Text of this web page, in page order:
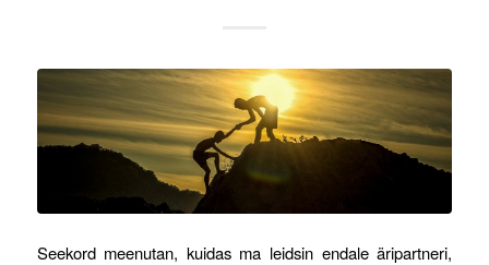
Seekord meenutan, kuidas ma leidsin endale äripartneri,